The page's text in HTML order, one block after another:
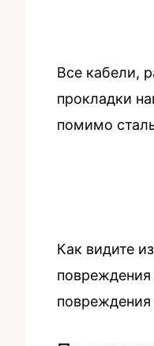
Все кабели,
прокладки
помимо
Как видите
повреждения